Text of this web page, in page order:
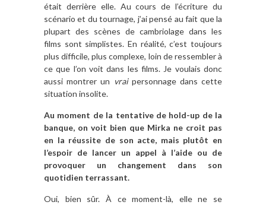
était derrière elle. Au cours de l’écriture du
scénario et du tournage, j’ai pensé au fait que la
plupart des scènes de cambriolage dans les
films sont simplistes. En réalité, c’est toujours
plus difficile, plus complexe, loin de ressembler à
ce que l’on voit dans les films. Je voulais donc
aussi montrer un vraipersonnage dans cette
situation insolite.
Au moment de la tentative de hold-up de la
banque, on voit bien que Mirka ne croit pas
en la réussite de son acte, mais plutôt en
l’espoir de lancer un appel à l’aide ou de
provoquer un changement dans son
quotidien terrassant.
Oui, bien sûr. À ce moment-là, elle ne se